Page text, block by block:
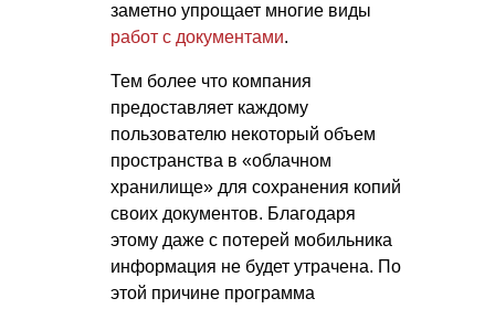
заметно упрощает многие виды
работ с документами.
Тем более что компания
предоставляет каждому
пользователю некоторый объем
пространства в «облачном
хранилище» для сохранения копий
своих документов. Благодаря
этому даже с потерей мобильника
информация не будет утрачена. По
этой причине программа